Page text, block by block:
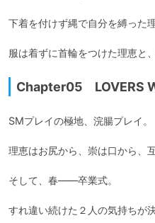
下着を付けず縄で自分を縛った
服は着ずに首輪をつけた理恵と
Chapter05 LOVERS
SMプレイの極地、浣腸プレイ。
理恵はお尻から、崇は口から、
そして、春――卒業式。
すれ違い続けた２人の気持ちが